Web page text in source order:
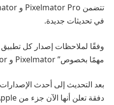
في تحديثات جديدة.
وفقًا لملاحظات إصدار كل تطبيق ،
مهمًا بخصوص” Pixelmator و Photomator.
بعد التحديث إلى أحدث
دفقة تعلن أنها الآن جزء من Apple.